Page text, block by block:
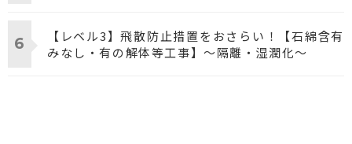
【レベル3】飛散防止措置をおさらい！【石綿含有
みなし・有の解体等工事】～隔離・湿潤化～